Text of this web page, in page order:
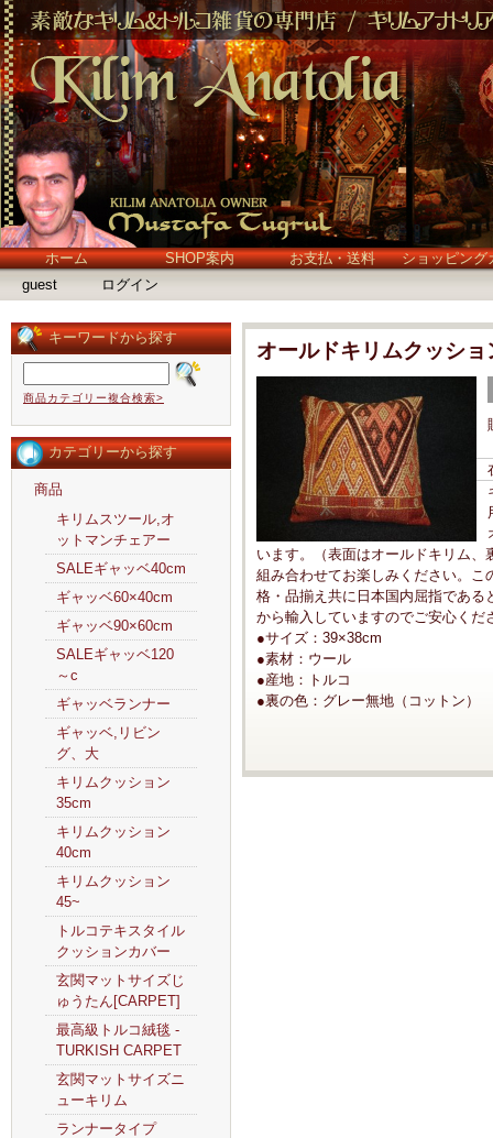
ホーム SHOP案内 お支払・送料
ショッピング
guest
ログイン
キーワードから探す
商品カテゴリー複合検索>
カテゴリーから探す
商品
キリムスツール,オ
ットマンチェアー
SALEギャッベ40cm
ギャッベ60×40cm
ギャッベ90×60cm
SALEギャッベ120
～c
ギャッベランナー
ギャッベ,リビン
グ、大
キリムクッション
35cm
キリムクッション
40cm
キリムクッション
45~
トルコテキスタイル
クッションカバー
玄関マットサイズじ
ゅうたん[CARPET]
最高級トルコ絨毯 -
TURKISH CARPET
玄関マットサイズニ
ューキリム
ランナータイプ
オールドキリムクッショ
います。（表面はオールドキリム
組み合わせてお楽しみください。
格・品揃え共に日本国内屈指であ
から輸入していますのでご安心くだ
●サイズ：39×38cm
●素材：ウール
●産地：トルコ
●裏の色：グレー無地（コットン）